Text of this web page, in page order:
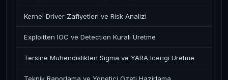
Kernel Driver Zafiyetleri ve Risk Analizi
Exploitten IOC ve Detection Kurali Uretme
Tersine Muhendislikten Sigma ve YARA Icerigi Uretme